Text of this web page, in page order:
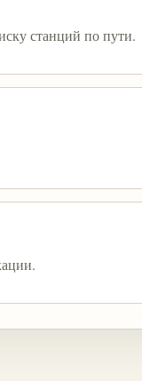
станций по пути.